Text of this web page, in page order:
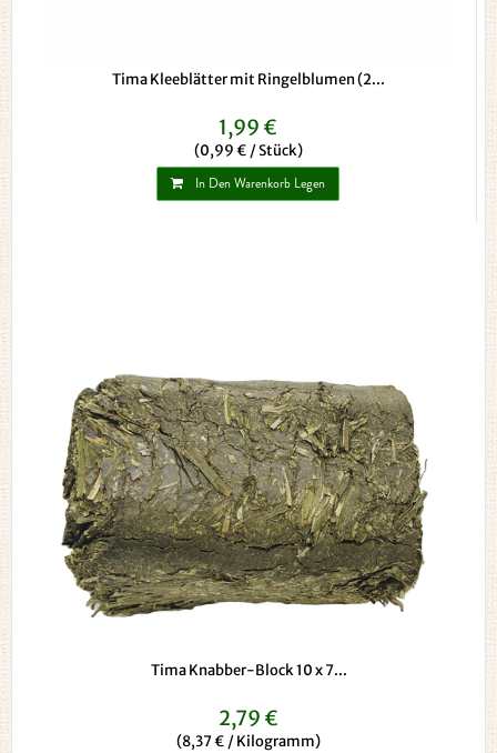
Tima Kleeblätter mit Ringelblumen (2...
1,99 €
(0,99 € / Stück)
In Den Warenkorb Legen
Tima Knabber-Block 10 x 7...
2,79 €
(8,37 € / Kilogramm)